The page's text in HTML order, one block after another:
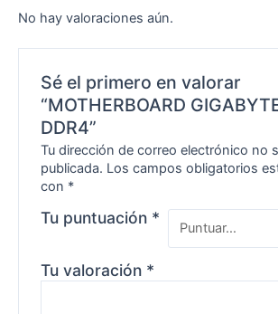
No hay valoraciones aún.
Sé el primero en valorar
“MOTHERBOARD
DDR4”
Tu dirección de correo electrónico no
publicada. Los campos obligatorios
con *
Tu puntuación *
Tu valoración *